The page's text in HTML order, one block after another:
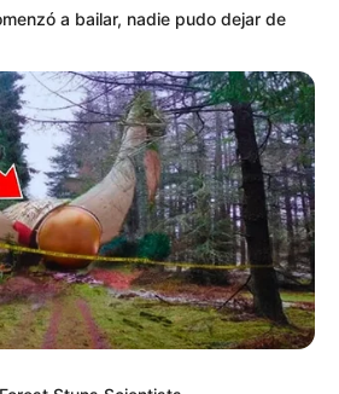
SUBA a bailar, nadie pudo dejar de